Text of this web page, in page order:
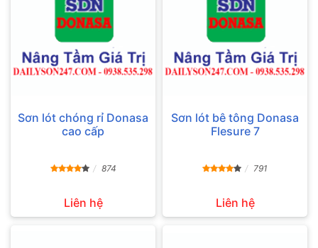
Sơn lót chóng rỉ Donasa
cao cấp
874
Liên hệ
Sơn lót bê tông Donasa
Flesure 7
791
Liên hệ